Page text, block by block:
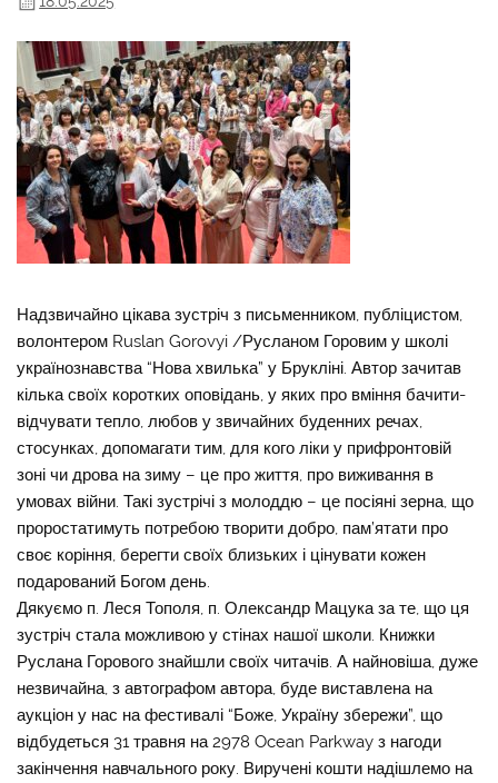
Надзвичайно цікава зустріч з письменником, публіцистом,
волонтером Ruslan Gorovyi /Русланом Горовим у школі
українознавства “Нова хвилька” у Брукліні. Автор зачитав
кілька своїх коротких оповідань, у яких про вміння бачити-
відчувати тепло, любов у звичайних буденних речах,
стосунках, допомагати тим, для кого ліки у прифронтовій
зоні чи дрова на зиму – це про життя, про виживання в
умовах війни. Такі зустрічі з молоддю – це посіяні зерна, що
проростатимуть потребою творити добро, пам’ятати про
своє коріння, берегти своїх близьких і цінувати кожен
подарований Богом день.
Дякуємо п. Леся Тополя, п. Олександр Мацука за те, що ця
зустріч стала можливою у стінах нашої школи. Книжки
Руслана Горового знайшли своїх читачів. А найновіша, дуже
незвичайна, з автографом автора, буде виставлена на
аукціон у нас на фестивалі “Боже, Україну збережи”, що
відбудеться 31 травня на 2978 Ocean Parkway з нагоди
закінчення навчального року. Виручені кошти надішлемо на